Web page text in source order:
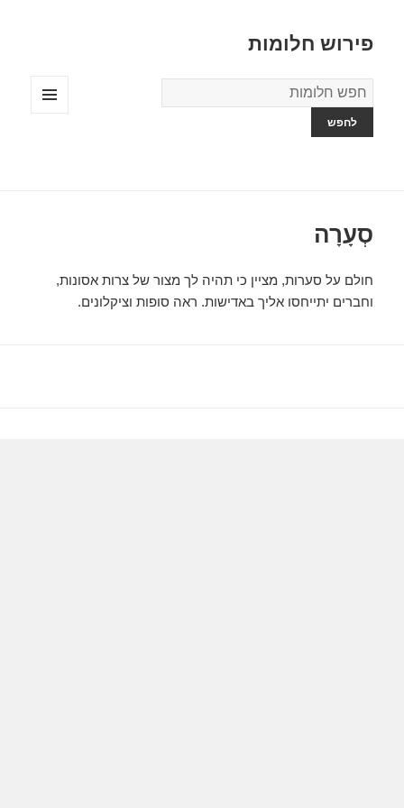
פירוש חלומות
מילון
החלומות
סְעָרָה
חולם על סערות, מציין כי תהיה לך מצור של צרות אסונות,
וחברים יתייחסו אליך באדישות. ראה סופות וציקלונים.